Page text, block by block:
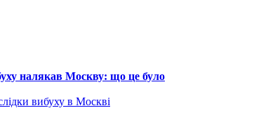
налякав Москву: що це було
вибуху в Москві